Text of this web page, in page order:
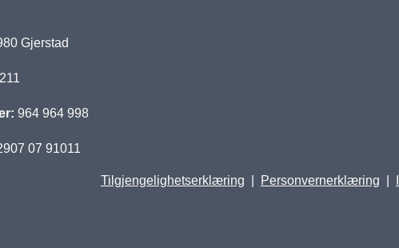
4980 Gjerstad
964 964 998
07 91011
Tilgjengelighetserklæring Personvernerklæring